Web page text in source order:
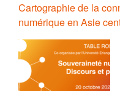
Cartographie de la
numérique en Asie